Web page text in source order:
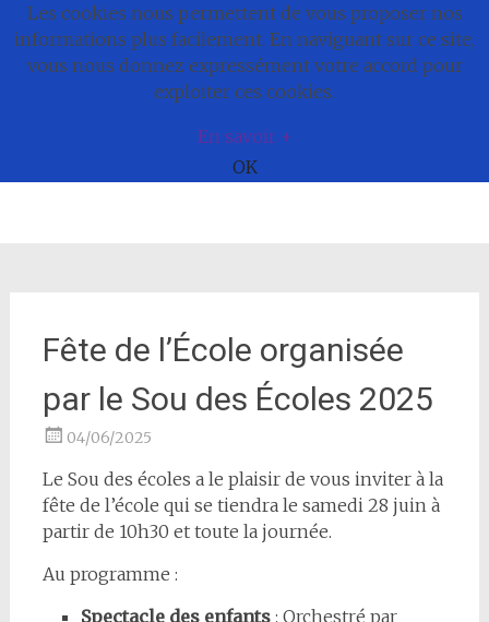
Commune de
Bonnefamille
Fête de l’École organisée
par le Sou des Écoles 2025
04/06/2025
Le Sou des écoles a le plaisir de vous inviter à la
fête de l’école qui se tiendra le samedi 28 juin à
partir de 10h30 et toute la journée.
Au programme :
Spectacle des enfants: Orchestré par
Les cookies nous permettent de vous proposer nos
informations plus facilement. En naviguant sur ce site,
vous nous donnez expressément votre accord pour
exploiter ces cookies.
En savoir +
OK